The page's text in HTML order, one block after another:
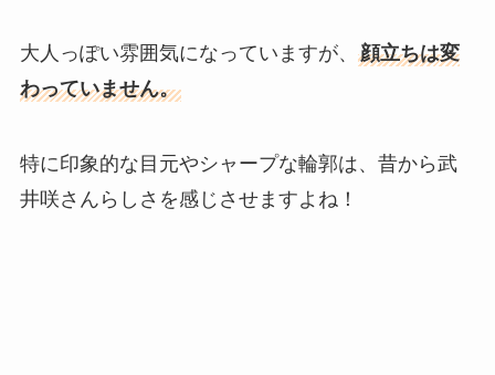
大人っぽい雰囲気になっていますが、 顔立ちは変
わっていません。
特に印象的な目元やシャープな輪郭は、昔から武
井咲さんらしさを感じさせますよね！